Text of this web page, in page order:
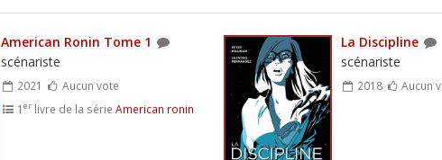
American Ronin Tome 1
scénariste
2021
Aucun vote
1er livre de la sérieAmerican ronin
La Discipline
scénariste
2018 Aucun